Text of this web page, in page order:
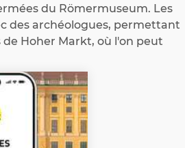
du Römermuseum. Les
des archéologues, permettant
Hoher Markt, où l'on peut